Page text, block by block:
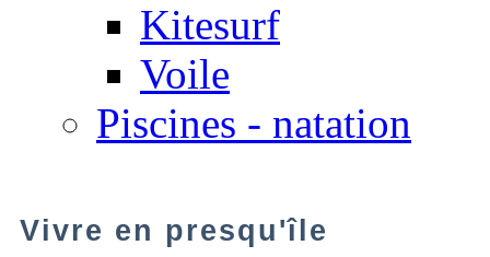
Kitesurf
Voile
Piscines - natation
Vivre en presqu'île